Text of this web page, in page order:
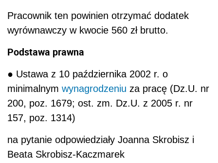
Pracownik ten powinien otrzymać dodatek
wyrównawczy w kwocie 560 zł brutto.
Podstawa prawna
● Ustawa z 10 października 2002 r. o
minimalnym wynagrodzeniu za pracę (Dz.U. nr
200, poz. 1679; ost. zm. Dz.U. z 2005 r. nr
157, poz. 1314)
na pytanie odpowiedziały Joanna Skrobisz i
Beata Skrobisz-Kaczmarek